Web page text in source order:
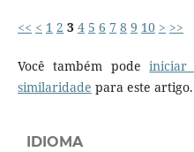
<< < 1 2 3 4 5 6 7 8 9 10 > >>
Você também podeiniciar
similaridade para este artigo.
IDIOMA